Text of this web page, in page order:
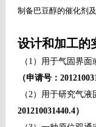
制备巴豆醇的催化剂
设计和加工的
（ 1 ）用于气固界面
（申请号：
（2）用于研究气液
201210031440.4）